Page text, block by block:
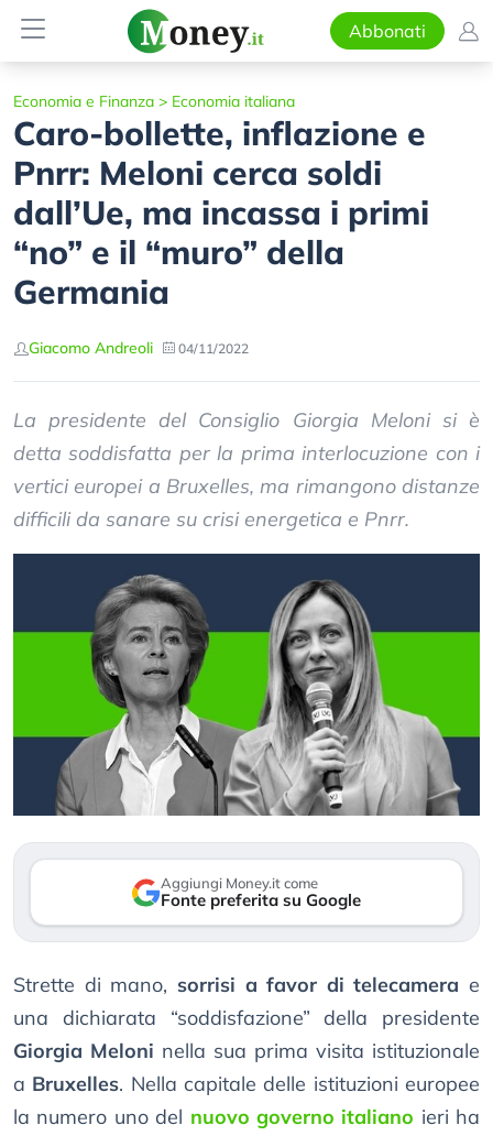
Abbonati
Economia e Finanza > Economia italiana
Caro-bollette, inflazione e
Pnrr: Meloni cerca soldi
dall’Ue, ma incassa i primi
“no” e il “muro” della
Germania
Giacomo Andreoli 04/11/2022
La presidente del Consiglio Giorgia Meloni si è
detta soddisfatta per la prima interlocuzione con i
vertici europei a Bruxelles, ma rimangono distanze
difficili da sanare su crisi energetica e Pnrr.
Aggiungi Money.it come
Fonte preferita su Google
Strette di mano, sorrisi a favor di telecamera e
una dichiarata “soddisfazione” della presidente
Giorgia Meloni nella sua prima visita istituzionale
a Bruxelles. Nella capitale delle istituzioni europee
la numero uno del nuovo governo italiano ieri ha